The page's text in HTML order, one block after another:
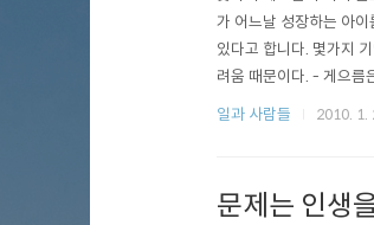
가 어느날 성장하는 아
있다고 합니다. 몇가지
려움 때문이다. - 게으름
어보라 혹시 최근에 새
일과 사람들 2010. 1.
문제는 인생